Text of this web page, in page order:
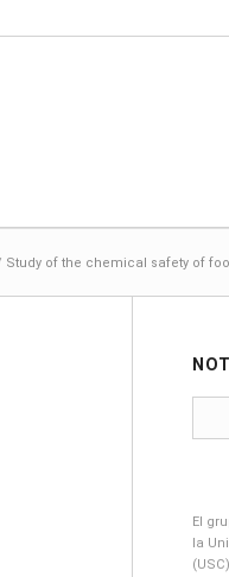
Study of the chemical safety of
El
la